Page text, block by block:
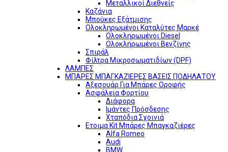
Μεταλλικοί Διεθνείς
Καζάνια
Μπούκες Εξάτμισης
Ολοκληρωμένοι Καταλύτες Μαρκέ
Ολοκληρωμένοι Diesel
Ολοκληρωμένοι Βενζίνης
Σπιράλ
Φίλτρα Μικροσωματιδίων (DPF)
ΛΑΜΠΕΣ
ΜΠΑΡΕΣ ΜΠΑΓΚΑΖΙΕΡΕΣ ΒΑΣΕΙΣ ΠΟΔΗΛΑΤΟΥ
Αξεσουάρ Για Μπάρες Οροφής
Ασφάλεια Φορτίου
Διάφορα
Ιμάντες Πρόσδεσης
Χταπόδια Σχοινιά
Ετοιμα Kit Μπάρες Μπαγκαζιέρες
Alfa Romeo
Audi
BMW